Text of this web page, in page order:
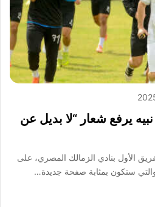
يرفع شعار “لا بديل عن
الأول بنادي الزمالك المصري، على
والتي ستكون بمثابة صفحة جديدة…